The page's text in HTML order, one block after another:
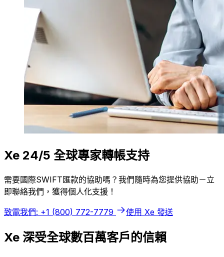
Xe 24/5 全球專家轉帳支持
需要國際SWIFT匯款的協助嗎？我們隨時為您提供協助－立
即聯絡我們，獲得個人化支援！
致電我們: +1 (800) 772-7779 使用 Xe 發送
Xe 深受全球數百萬客戶的信賴